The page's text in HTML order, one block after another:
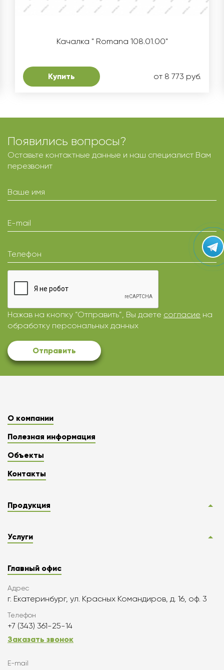
Качалка " Romana 108.01.00"
Купить от 8 773 руб.
Появились вопросы?
Оставьте контактные данные и наш специалист Вам
перезвонит
Ваше имя
E-mail
Телефон
Нажав на кнопку “Отправить”, Вы даете согласие на
обработку персональных данных
Отправить
О компании
Полезная информация
Объекты
Контакты
Продукция
Услуги
Главный офис
Адрес
г. Екатеринбург, ул. Красных Командиров, д. 16, оф. 3
Телефон
+7 (343) 361-25-14
Заказать звонок
E-mail